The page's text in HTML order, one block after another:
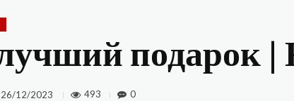
подарок |
26/12/2023 493 0